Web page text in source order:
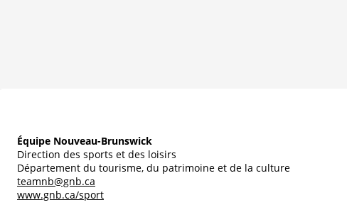
Équipe Nouveau-Brunswick
Direction des sports et des loisirs
Département du tourisme, du patrimoine et de la culture
teamnb@gnb.ca
www.gnb.ca/sport